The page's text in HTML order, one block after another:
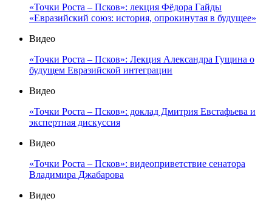
«Точки Роста – Псков»: лекция Фёдора Гайды
«Евразийский союз: история, опрокинутая в будущее»
Видео
«Точки Роста – Псков»: Лекция Александра Гущина о
будущем Евразийской интеграции
Видео
«Точки Роста – Псков»: доклад Дмитрия Евстафьева и
экспертная дискуссия
Видео
«Точки Роста – Псков»: видеоприветствие сенатора
Владимира Джабарова
Видео